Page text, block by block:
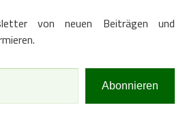
von neuen Beiträgen und
Abonnieren